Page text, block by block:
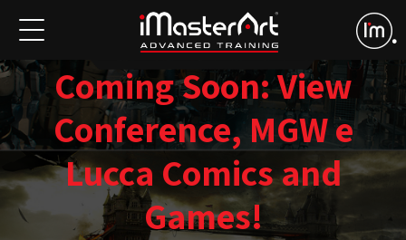
Coming Soon: View
Conference, MGW e
Lucca Comics and
Games!